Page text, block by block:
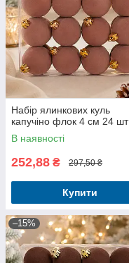
Набір ялинкових куль
капучіно флок 4 см 24 шт
В наявності
252,88 ₴ 297,50 ₴
Купити
–15%